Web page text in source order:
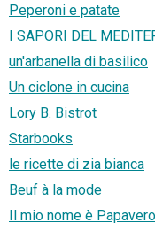
Peperoni e patate
I SAPORI DEL
un'arbanella di basilico
Un ciclone in cucina
Lory B. Bistrot
Starbooks
le ricette di zia bianca
Beuf à la mode
Il mio nome è Papavero